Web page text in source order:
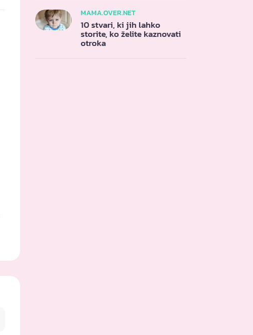
MAMA.OVER.NET
10 stvari, ki jih lahko
storite, ko želite kaznovati
otroka